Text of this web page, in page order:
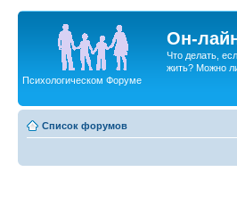
Он-
Что делать,
жить? Можно
Психологическом Форуме
Список форумов